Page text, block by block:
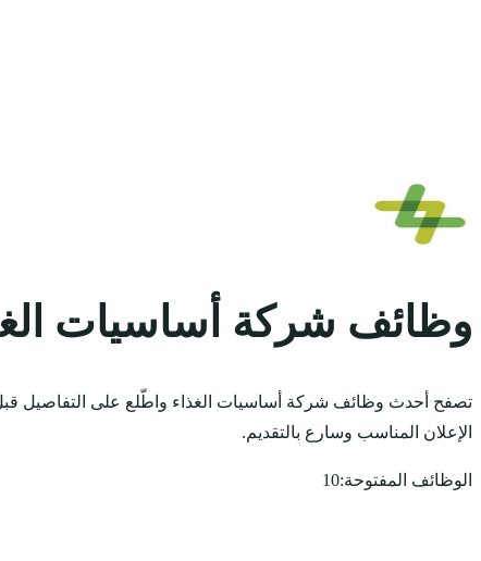
وظائف شركة أساسيات
تصفح أحدث وظائف شركة أساسيات الغذاء واطّلع على التفاصيل
الإعلان المناسب وسارع بالتقديم.
الوظائف المفتوحة:10